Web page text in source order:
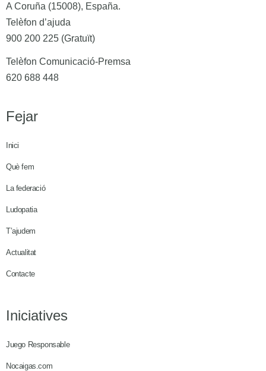
A Coruña (15008), España.
Telèfon d’ajuda
900 200 225 (Gratuït)
Telèfon Comunicació-Premsa
620 688 448
Fejar
Inici
Què fem
La federació
Ludopatia
T’ajudem
Actualitat
Contacte
Iniciatives
Juego Responsable
Nocaigas.com